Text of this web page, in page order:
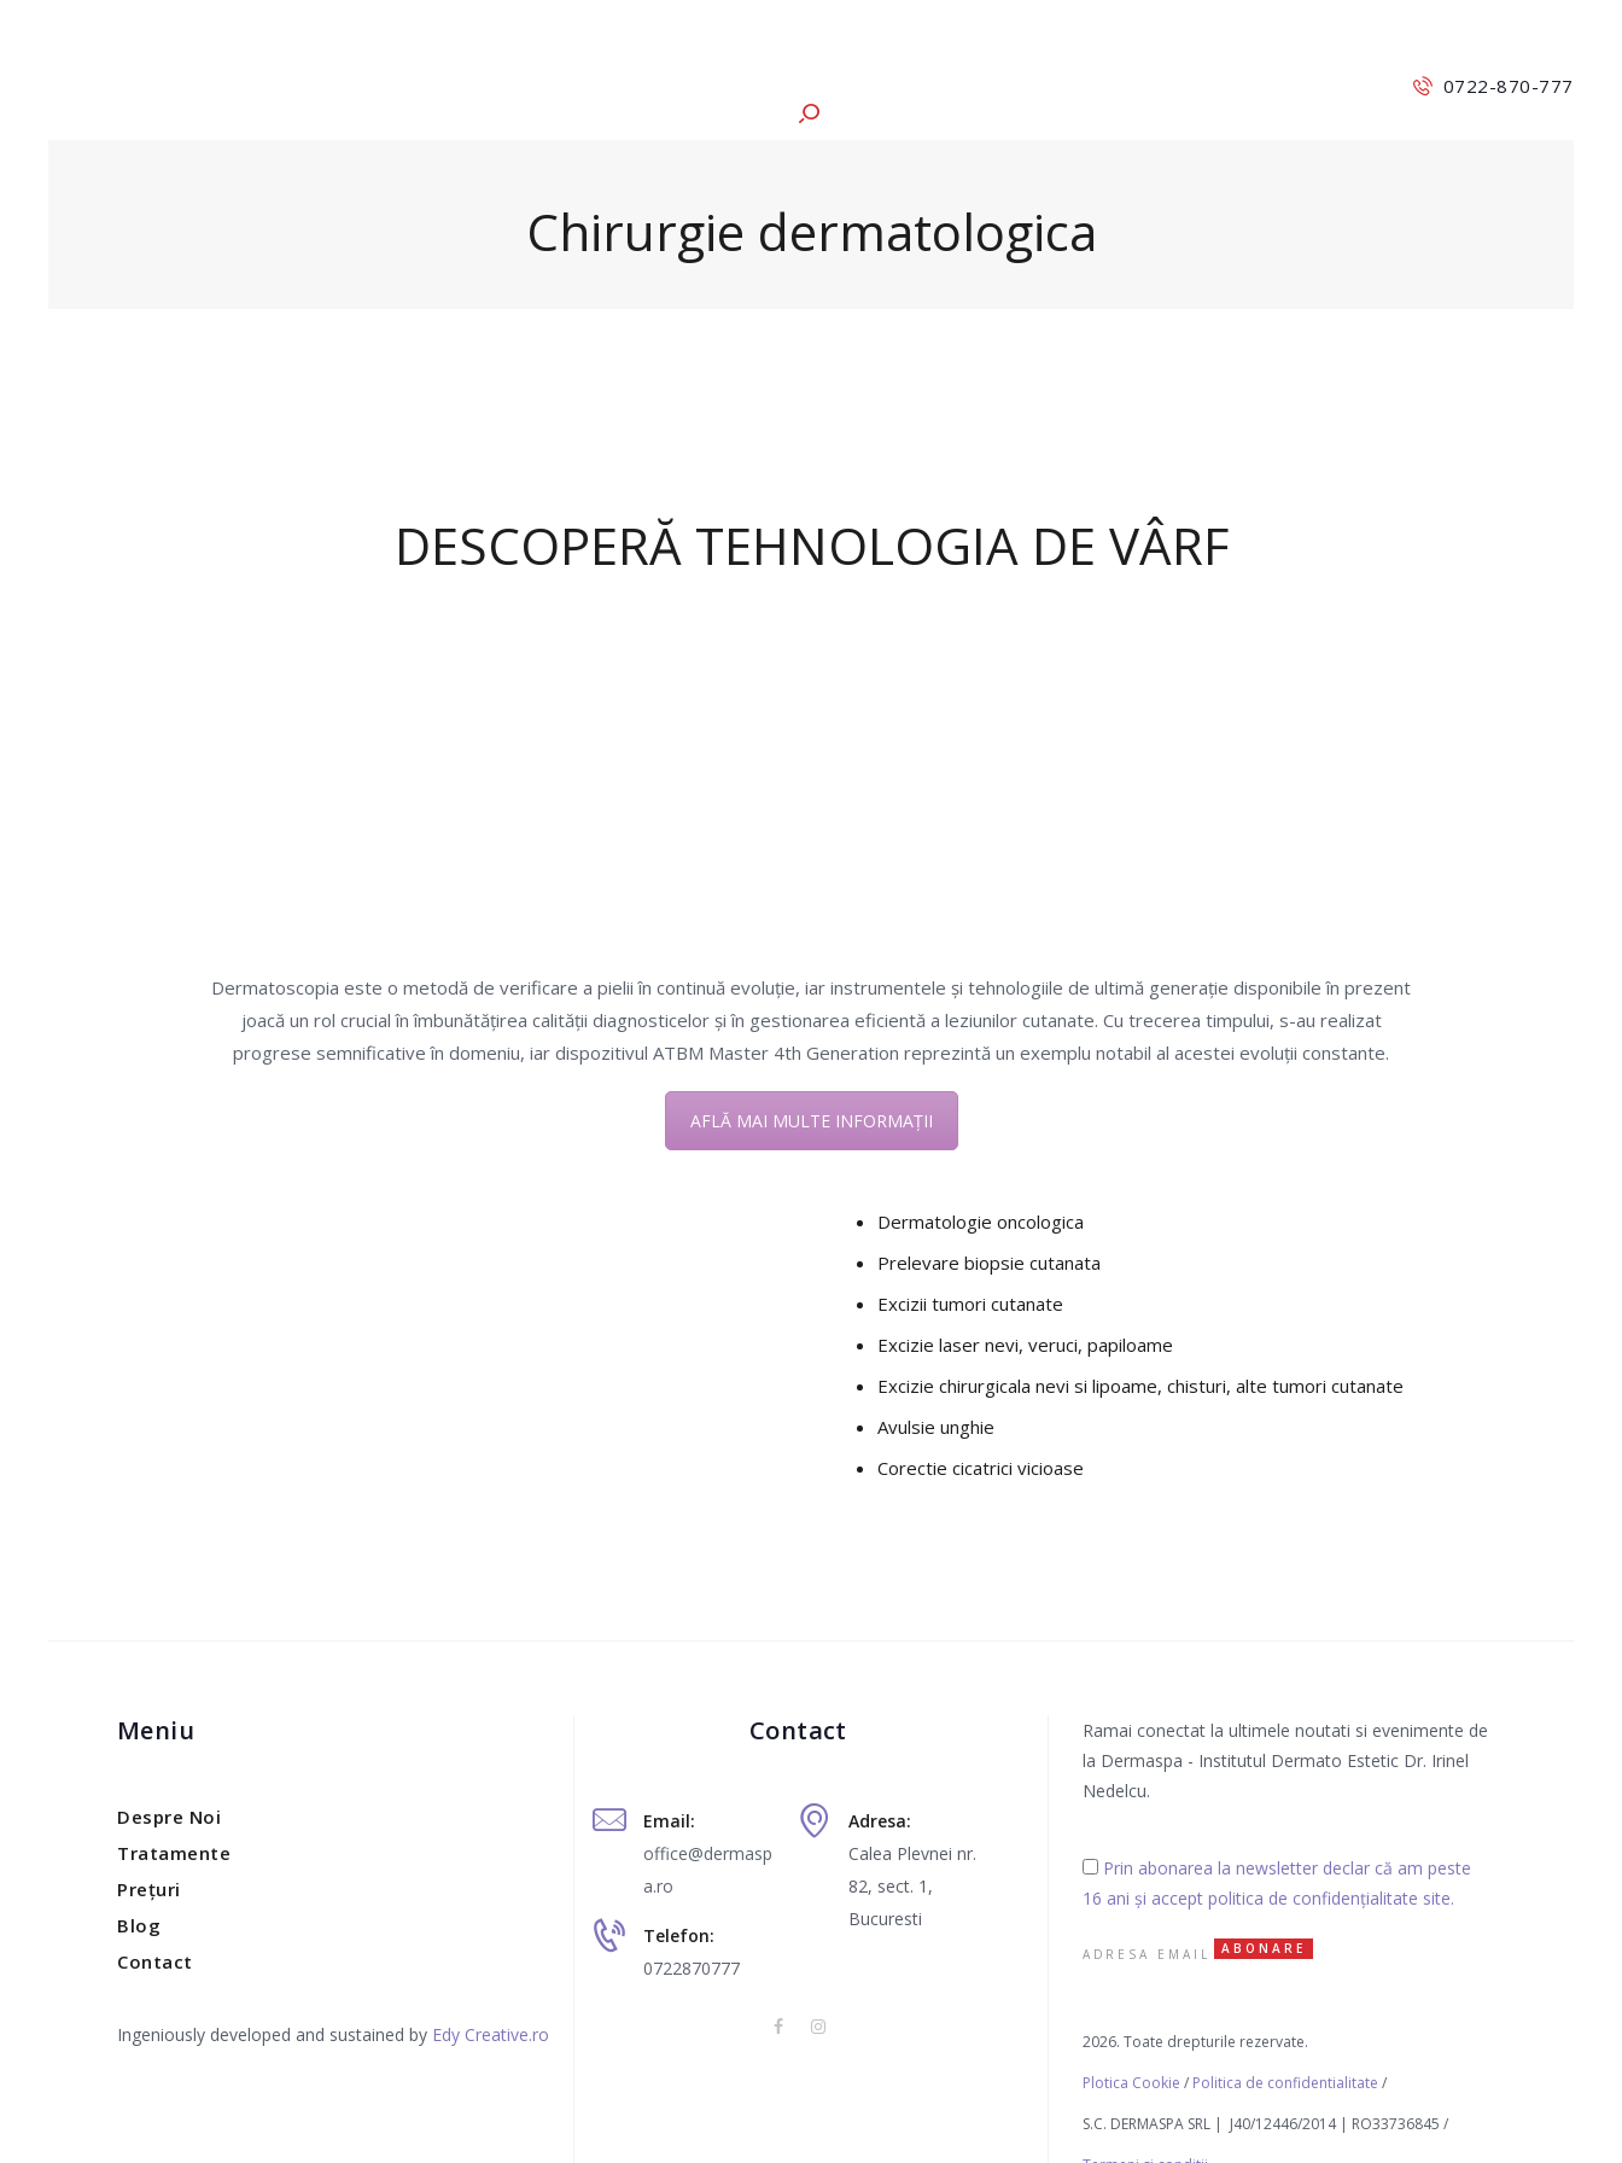
0722-870-777
Chirurgie dermatologica
DESCOPERĂ TEHNOLOGIA DE VÂRF
Dermatoscopia este o metodă de verificare a pielii în continuă evoluție, iar instrumentele și tehnologiile de ultimă generație disponibile în prezent
joacă un rol crucial în îmbunătățirea calității diagnosticelor și în gestionarea eficientă a leziunilor cutanate. Cu trecerea timpului, s-au realizat
progrese semnificative în domeniu, iar dispozitivul ATBM Master 4th Generation reprezintă un exemplu notabil al acestei evoluții constante.
AFLĂ MAI MULTE INFORMAȚII
Dermatologie oncologica
Prelevare biopsie cutanata
Excizii tumori cutanate
Excizie laser nevi, veruci, papiloame
Excizie chirurgicala nevi si lipoame, chisturi, alte tumori cutanate
Avulsie unghie
Corectie cicatrici vicioase
Meniu
Despre Noi
Tratamente
Prețuri
Blog
Contact
Ingeniously developed and sustained by Edy Creative.ro
Contact
Email:
office@dermasp
a.ro
Telefon:
0722870777
Adresa:
Calea Plevnei nr.
82, sect. 1,
Bucuresti
Ramai conectat la ultimele noutati si evenimente de
la Dermaspa - Institutul Dermato Estetic Dr. Irinel
Nedelcu.
Prin abonarea la newsletter declar că am peste
16 ani și accept politica de confidențialitate site.
2026. Toate drepturile rezervate.
Plotica Cookie / Politica de confidentialitate /
S.C. DERMASPA SRL | J40/12446/2014 | RO33736845 /